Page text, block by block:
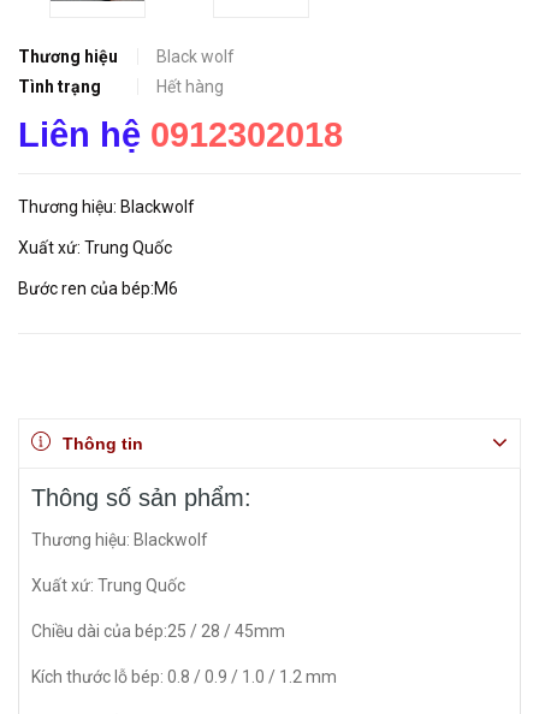
Thương hiệu
Black wolf
Tình trạng
Hết hàng
Liên hệ 0912302018
Thương hiệu: Blackwolf
Xuất xứ: Trung Quốc
Bước ren của bép:M6
Thông tin
Thông số sản phẩm:
Thương hiệu: Blackwolf
Xuất xứ: Trung Quốc
Chiều dài của bép:25 / 28 / 45mm
Kích thước lỗ bép: 0.8 / 0.9 / 1.0 / 1.2 mm